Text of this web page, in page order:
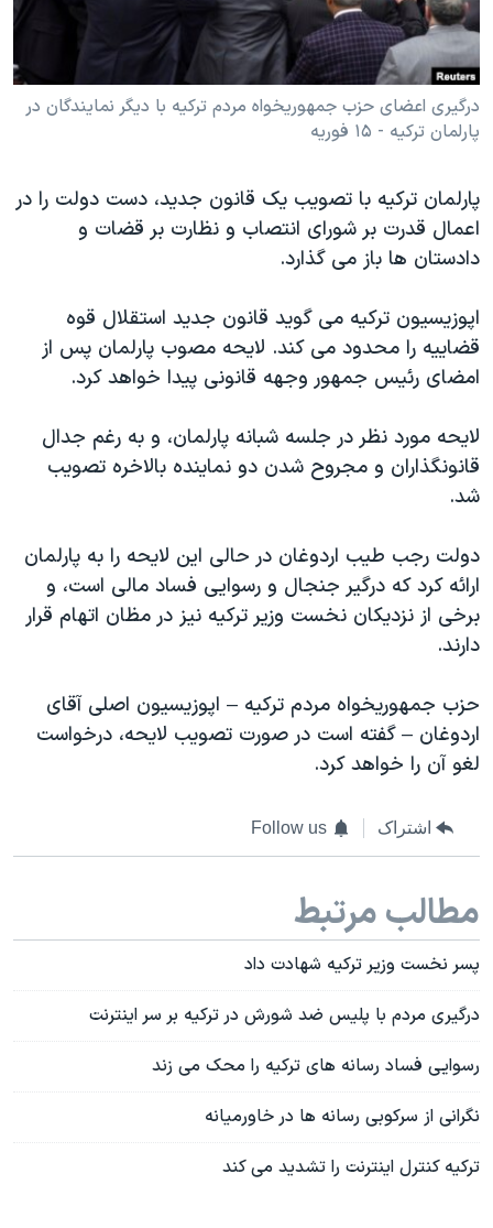
فرهنگ و زندگی
حقوق شهروندی
اقتصادی
علم و فناوری
گالری عکس
آرشیو پخش زنده
مستندها
انتخابات ریاست جمهوری آمریکا ۲۰۲۴
حمله جمهوری اسلامی به اسرائیل
رمز مهسا
اعتراضات زن، زندگی، آزادی
مجموعه مستندهای دادخواهی
دادگاه حمید نوری
چهل سال گروگان‌گیری
اعتراضات مردمی آبان ۹۸
اسرائیل در جنگ
همایش محافظه‌کاران آمریکا «سی‌پک»
صفحه‌های ویژه
سفر پرزیدنت ترامپ به چین
دنبال کنید
درگیری اعضای حزب جمهوریخواه مردم ترکیه با دیگر نمایندگان در
پارلمان ترکیه - ۱۵ فوریه
پارلمان ترکیه با تصویب یک قانون جدید، دست دولت را در
اعمال قدرت بر شورای انتصاب و نظارت بر قضات و
دادستان ها باز می گذارد.
اپوزیسیون ترکیه می گوید قانون جدید استقلال قوه
قضاییه را محدود می کند. لایحه مصوب پارلمان پس از
امضای رئیس جمهور وجهه قانونی پیدا خواهد کرد.
لایحه مورد نظر در جلسه شبانه پارلمان، و به رغم جدال
قانونگذاران و مجروح شدن دو نماینده بالاخره تصویب
شد.
دولت رجب طیب اردوغان در حالی این لایحه را به پارلمان
ارائه کرد که درگیر جنجال و رسوایی فساد مالی است، و
برخی از نزدیکان نخست وزیر ترکیه نیز در مظان اتهام قرار
دارند.
حزب جمهوریخواه مردم ترکیه – اپوزیسیون اصلی آقای
اردوغان – گفته است در صورت تصویب لایحه، درخواست
لغو آن را خواهد کرد.
اشتراک Follow us
مطالب مرتبط
پسر نخست وزیر ترکیه شهادت داد
درگیری مردم با پلیس ضد شورش در ترکیه بر سر اینترنت
رسوایی فساد رسانه های ترکیه را محک می زند
نگرانی از سرکوبی رسانه ها در خاورمیانه
ترکیه کنترل اینترنت را تشدید می کند